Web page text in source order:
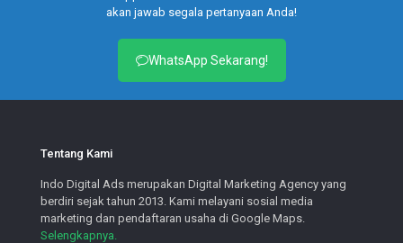
akan jawab segala pertanyaan Anda!
WhatsApp Sekarang!
Tentang Kami
Indo Digital Ads merupakan Digital Marketing Agency yang
berdiri sejak tahun 2013. Kami melayani sosial media
marketing dan pendaftaran usaha di Google Maps.
Selengkapnya.